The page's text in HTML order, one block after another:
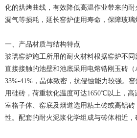
化的烘烤曲线，有效降低高温作业带来的
漏气等损耗，延长窑炉使用寿命，保障玻璃
一、产品材质与结构特点
玻璃窑炉施工所用的耐火材料根据窑炉不
直接接触的池壁和池底采用电熔锆刚玉砖
33%-41%，晶体致密，抗侵蚀能力较强。
用硅砖，荷重软化温度可达1650℃以上，
室格子体、窑底及烟道选用粘土砖或高铝
性。配套的耐火泥浆化学组成与砖体相近，